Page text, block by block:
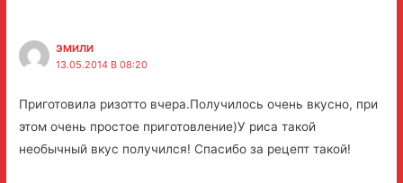
ЭМИЛИ
13.05.2014 В 08:20
Приготовила ризотто вчера.Получилось очень вкусно, при
этом очень простое приготовление)У риса такой
необычный вкус получился! Спасибо за рецепт такой!